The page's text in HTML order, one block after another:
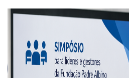
Voluntário
Paciente
Contato